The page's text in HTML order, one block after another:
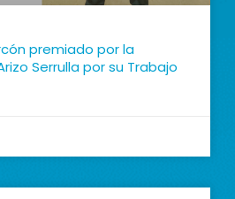
premiado por la
Serrulla por su Trabajo